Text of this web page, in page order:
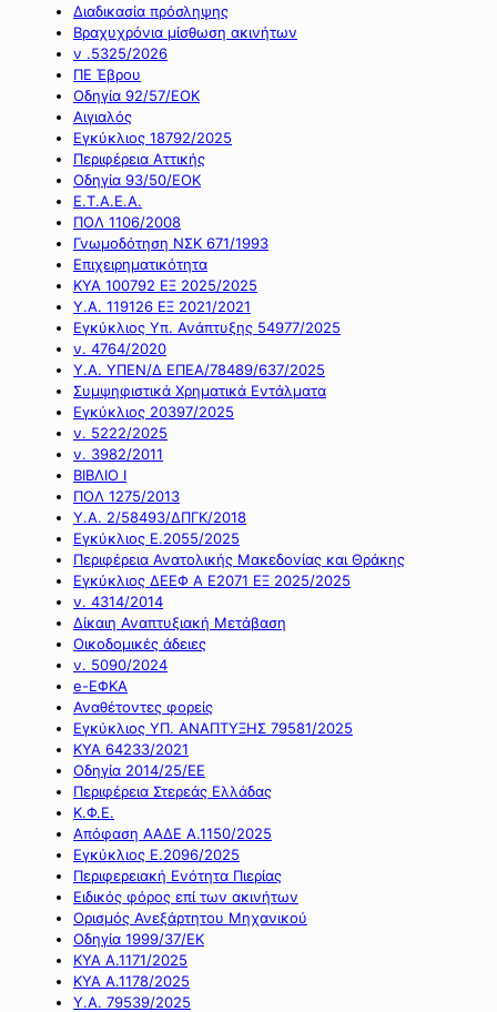
Διαδικασία πρόσληψης
Βραχυχρόνια μίσθωση ακινήτων
ν .5325/2026
ΠΕ Έβρου
Οδηγία 92/57/ΕΟΚ
Αιγιαλός
Εγκύκλιος 18792/2025
Περιφέρεια Αττικής
Οδηγία 93/50/ΕΟΚ
Ε.Τ.Α.Ε.Α.
ΠΟΛ 1106/2008
Γνωμοδότηση ΝΣΚ 671/1993
Επιχειρηματικότητα
ΚΥΑ 100792 ΕΞ 2025/2025
Υ.Α. 119126 ΕΞ 2021/2021
Εγκύκλιος Υπ. Ανάπτυξης 54977/2025
ν. 4764/2020
Υ.Α. ΥΠΕΝ/Δ ΕΠΕΑ/78489/637/2025
Συμψηφιστικά Χρηματικά Εντάλματα
Εγκύκλιος 20397/2025
ν. 5222/2025
ν. 3982/2011
ΒΙΒΛΙΟ Ι
ΠΟΛ 1275/2013
Υ.Α. 2/58493/ΔΠΓΚ/2018
Εγκύκλιος Ε.2055/2025
Περιφέρεια Ανατολικής Μακεδονίας και Θράκης
Εγκύκλιος ΔΕΕΦ Α Ε2071 ΕΞ 2025/2025
ν. 4314/2014
Δίκαιη Αναπτυξιακή Μετάβαση
Οικοδομικές άδειες
ν. 5090/2024
e-ΕΦΚΑ
Αναθέτοντες φορείς
Εγκύκλιος ΥΠ. ΑΝΑΠΤΥΞΗΣ 79581/2025
ΚΥΑ 64233/2021
Οδηγία 2014/25/ΕΕ
Περιφέρεια Στερεάς Ελλάδας
Κ.Φ.Ε.
Απόφαση ΑΑΔΕ Α.1150/2025
Εγκύκλιος Ε.2096/2025
Περιφερειακή Ενότητα Πιερίας
Ειδικός φόρος επί των ακινήτων
Ορισμός Ανεξάρτητου Μηχανικού
Οδηγία 1999/37/ΕΚ
ΚΥΑ Α.1171/2025
ΚΥΑ Α.1178/2025
Υ.Α. 79539/2025